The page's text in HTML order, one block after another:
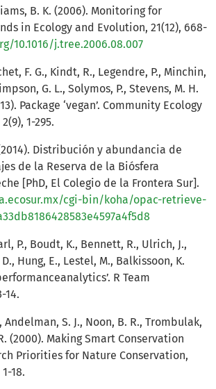
B. K. (2006). Monitoring for
in Ecology and Evolution, 21(12), 668-
10.1016/j.tree.2006.08.007
F. G., Kindt, R., Legendre, P., Minchin,
G. L., Solymos, P., Stevens, M. H.
Package ‘vegan’. Community Ecology
1-295.
Distribución y abundancia de
de la Reserva de la Biósfera
[PhD, El Colegio de la Frontera Sur].
cgi-bin/koha/opac-retrieve-
P., Boudt, K., Bennett, R., Ulrich, J.,
Hung, E., Lestel, M., Balkissoon, K.
R Team
14.
Andelman, S. J., Noon, B. R., Trombulak,
(2000). Making Smart Conservation
Priorities for Nature Conservation,
18.